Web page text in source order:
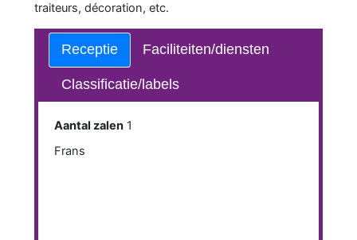
traiteurs, décoration, etc.
Receptie Faciliteiten/diensten
Classificatie/labels
Aantal zalen 1
Frans